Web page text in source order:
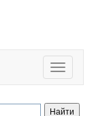
Toggle